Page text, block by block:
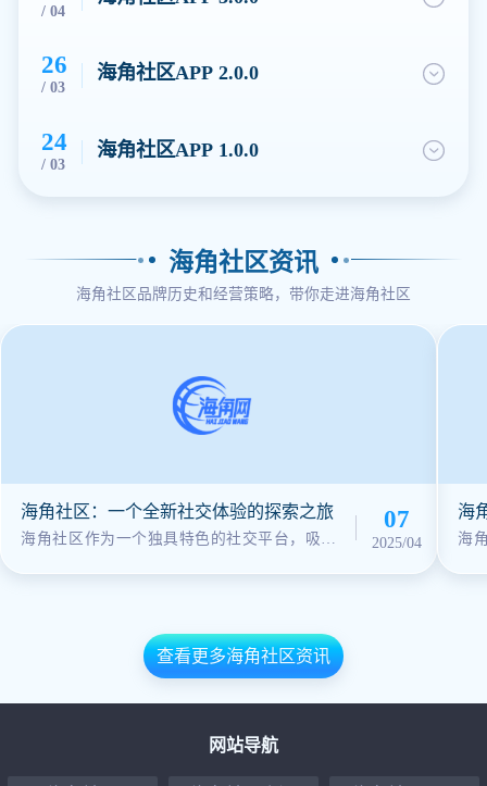
/ 04
2. 增加更多海角社区聊天室特效
26
/ 03
海角社区APP 2.0.0
2. 全新APP皮肤和用户体验更加惊艳
24
/ 03
海角社区APP 1.0.0
2. 数十种支付渠道，瞬间到账。
3. 极致的体验，让你更加享受。
海角社区资讯
海角社区品牌历史和经营策略，带你走进海角社区
海角社区：一个全新社交体验的探索之旅
海角社区作为一个独具特色的社交平台，吸引
07
2025/04
海
海
查看更多海角社区资讯
网站导航